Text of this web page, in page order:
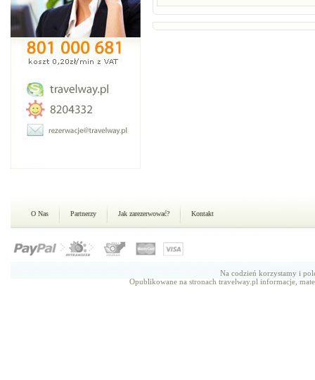
O Nas Partnerzy Jak zarezerwować? Kontakt
Na codzień korzystamy i
Opublikowane na stronach travelway.pl informacje,